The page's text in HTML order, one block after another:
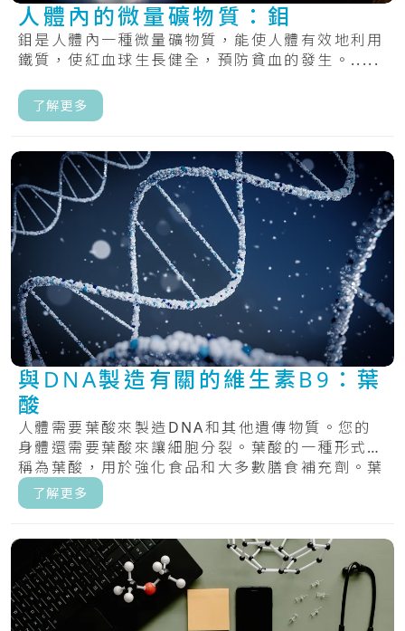
人體內的微量礦物質：鉬
鉬是人體內一種微量礦物質，能使人體有效地利用
鐵質，使紅血球生長健全，預防貧血的發生。.....
了解更多
與DNA製造有關的維生素B9：葉
酸
人體需要葉酸來製造DNA和其他遺傳物質。您的
身體還需要葉酸來讓細胞分裂。葉酸的一種形式，
稱為葉酸，用於強化食品和大多數膳食補充劑。葉
酸，.....
了解更多